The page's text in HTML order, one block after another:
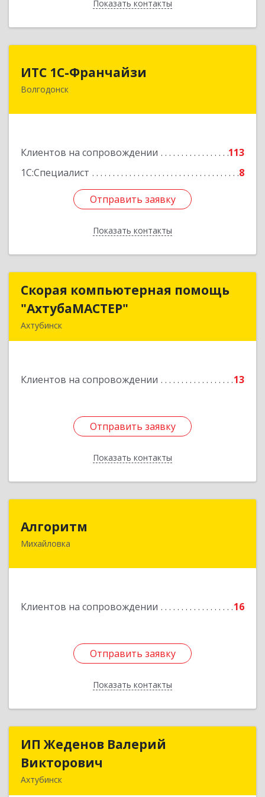
Показать контакты
Назад
ИТС 1С-Франчайзи
Волгодонск
Клиентов на сопровождении
113
1С:Специалист
8
Отправить заявку
Показать контакты
ИТС 1С-Франчайзи
347380, Ростовская обл, Волгодонск г, Гагарина
Отправить заявку
Назад
Скорая компьютерная помощь
"АхтубаМАСТЕР"
Ахтубинск
Клиентов на сопровождении 13
Отправить заявку
Показать контакты
Скорая компьютерная помощь
Подробнее
Отправить заявку
Назад
Алгоритм
Михайловка
Клиентов на сопровождении 16
Отправить заявку
Показать контакты
Отправить заявку
Назад
ИП Жеденов Валерий
Викторович
Ахтубинск
ИП Жеденов Валерий